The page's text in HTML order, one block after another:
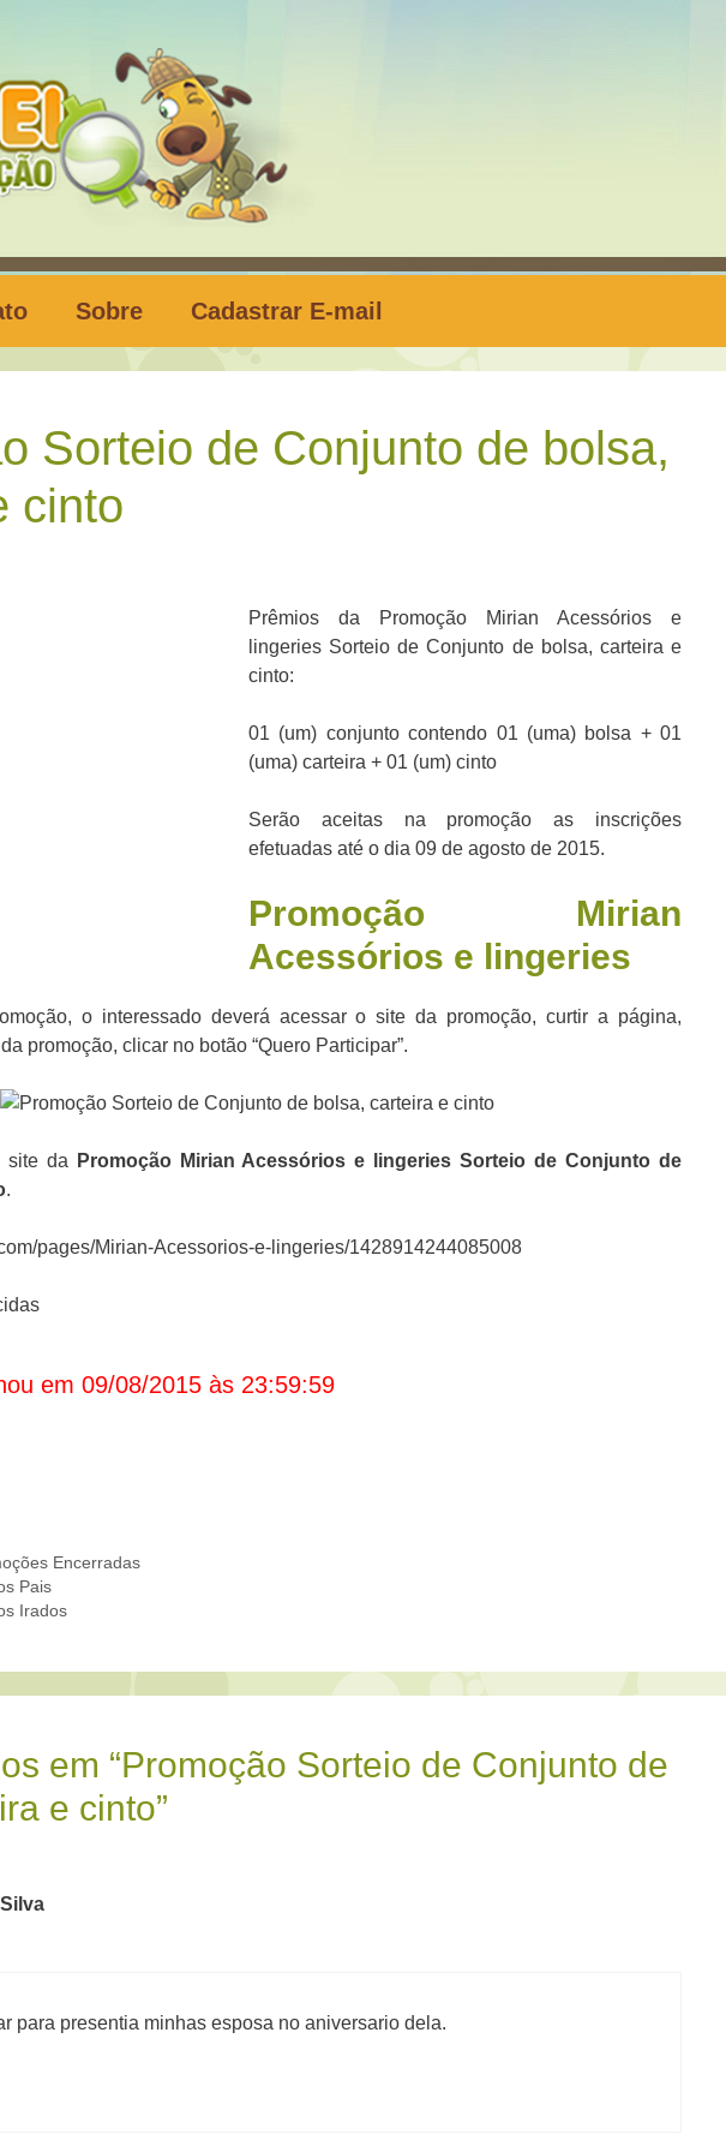
Sobre Cadastrar E-mail
Sorteio de Conjunto de bolsa,
cinto
Prêmios da Promoção Mirian Acessórios e
lingeries Sorteio de Conjunto de bolsa, carteira e
cinto:
01 (um) conjunto contendo 01 (uma) bolsa + 01
(uma) carteira + 01 (um) cinto
Serão aceitas na promoção as inscrições
efetuadas até o dia 09 de agosto de 2015.
Promoção Mirian
Acessórios e lingeries
o interessado deverá acessar o site da promoção, curtir a página,
promoção, clicar no botão “Quero Participar”.
site da Promoção Mirian Acessórios e lingeries Sorteio de Conjunto de
.
pages/Mirian-Acessorios-e-lingeries/1428914244085008
em 09/08/2015 às 23:59:59
Encerradas
Pais
Irados
em “Promoção Sorteio de Conjunto de
e cinto”
para presentia minhas esposa no aniversario dela.